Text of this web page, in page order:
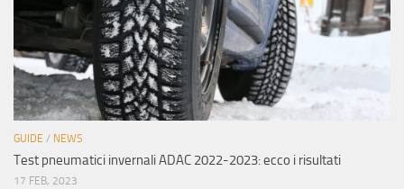
GUIDE / NEWS
Test pneumatici invernali ADAC 2022-2023: ecco i risultati
17 FEB, 2023